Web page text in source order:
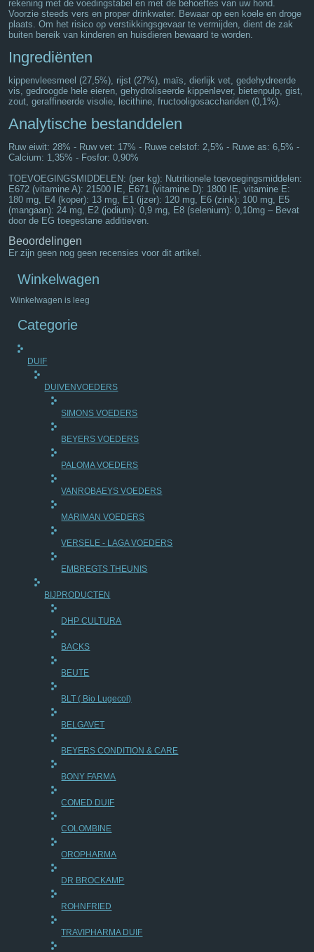
rekening met de voedingstabel en met de behoeftes van uw hond.
Voorzie steeds vers en proper drinkwater. Bewaar op een koele en droge
plaats. Om het risico op verstikkingsgevaar te vermijden, dient de zak
buiten bereik van kinderen en huisdieren bewaard te worden.
Ingrediënten
kippenvleesmeel (27,5%), rijst (27%), maïs, dierlijk vet, gedehydreerde
vis, gedroogde hele eieren, gehydroliseerde kippenlever, bietenpulp, gist,
zout, geraffineerde visolie, lecithine, fructooligosacchariden (0,1%).
Analytische bestanddelen
Ruw eiwit: 28% - Ruw vet: 17% - Ruwe celstof: 2,5% - Ruwe as: 6,5% -
Calcium: 1,35% - Fosfor: 0,90%
TOEVOEGINGSMIDDELEN: (per kg): Nutritionele toevoegingsmiddelen:
E672 (vitamine A): 21500 IE, E671 (vitamine D): 1800 IE, vitamine E:
180 mg, E4 (koper): 13 mg, E1 (ijzer): 120 mg, E6 (zink): 100 mg, E5
(mangaan): 24 mg, E2 (jodium): 0,9 mg, E8 (selenium): 0,10mg – Bevat
door de EG toegestane additieven.
Beoordelingen
Er zijn geen nog geen recensies voor dit artikel.
Winkelwagen
Winkelwagen is leeg
Categorie
DUIF
DUIVENVOEDERS
SIMONS VOEDERS
BEYERS VOEDERS
PALOMA VOEDERS
VANROBAEYS VOEDERS
MARIMAN VOEDERS
VERSELE - LAGA VOEDERS
EMBREGTS THEUNIS
BIJPRODUCTEN
DHP CULTURA
BACKS
BEUTE
BLT ( Bio Lugecol)
BELGAVET
BEYERS CONDITION & CARE
BONY FARMA
COMED DUIF
COLOMBINE
OROPHARMA
DR BROCKAMP
ROHNFRIED
TRAVIPHARMA DUIF